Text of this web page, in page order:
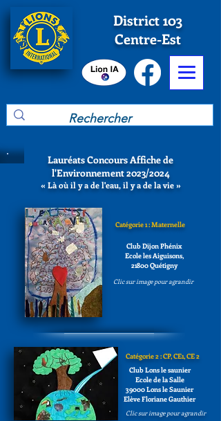
District 103
Centre-Est
Lauréats Concours Affiche de
l'Environnement 2023/2024
« Là où il y a de l'eau, il y a de la vie »
Catégorie 1 : Maternelle
Club Dijon Phénix
Ecole les Aiguisons,
21800 Quétigny
Clic sur image pour agrandir
Catégorie 2 : CP, CE1, CE 2
Club Lons le saunier
Ecole de la Salle
39000 Lons le Saunier
Elève Floriane Gauthier
Clic sur image pour agrandir